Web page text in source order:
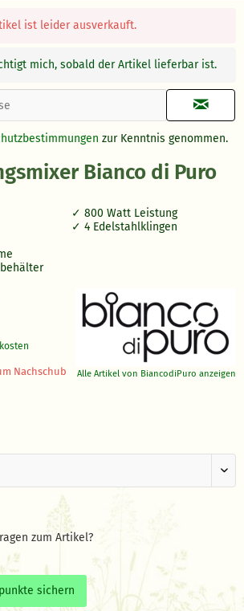
ist leider ausverkauft.
mich, sobald der Artikel lieferbar ist.
zur Kenntnis genommen.
Bianco di Puro
800 Watt Leistung
4 Edelstahlklingen
Alle Artikel von BiancodiPuro anzeigen
Nachschub
zum Artikel?
sichern